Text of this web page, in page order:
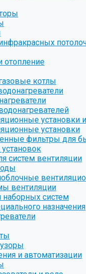
отопление
котлы
установки
установки
фильтры для
систем вентиляции
вентиляции
наборных систем
назначения
и автоматизации